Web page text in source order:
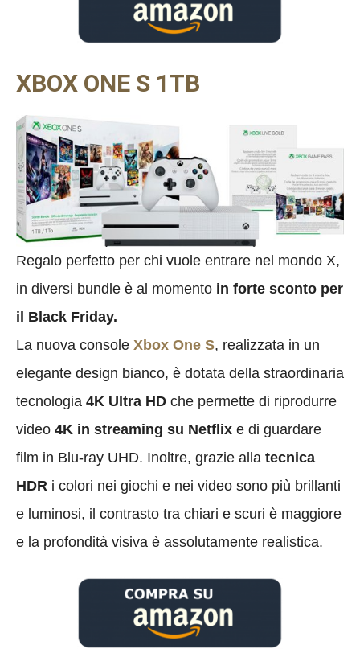
XBOX ONE S 1TB
Regalo perfetto per chi vuole entrare nel mondo X,
in diversi bundle è al momento in forte sconto per
il Black Friday.
La nuova console Xbox One S, realizzata in un
elegante design bianco, è dotata della straordinaria
tecnologia 4K Ultra HD che permette di riprodurre
video 4K in streaming su Netflix e di guardare
film in Blu-ray UHD. Inoltre, grazie alla tecnica
HDR i colori nei giochi e nei video sono più brillanti
e luminosi, il contrasto tra chiari e scuri è maggiore
e la profondità visiva è assolutamente realistica.